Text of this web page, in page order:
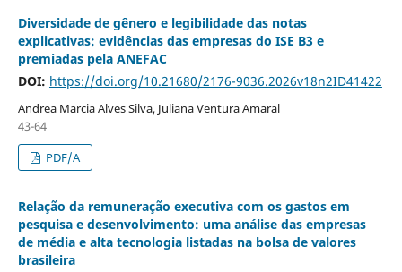
Diversidade de gênero e legibilidade das notas
explicativas: evidências das empresas do ISE B3 e
premiadas pela ANEFAC
DOI: https://doi.org/10.21680/2176-9036.2026v18n2ID41422
Andrea Marcia Alves Silva, Juliana Ventura Amaral
43-64
PDF/A
Relação da remuneração executiva com os gastos em
pesquisa e desenvolvimento: uma análise das empresas
de média e alta tecnologia listadas na bolsa de valores
brasileira